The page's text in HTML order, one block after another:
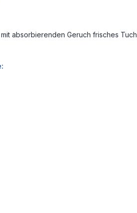
mit absorbierenden Geruch frisches Tuch